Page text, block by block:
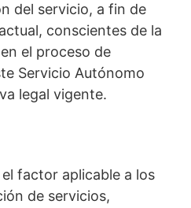
del servicio, a fin de
conscientes de la
el proceso de
Servicio Autónomo
legal vigente.
factor aplicable a los
de servicios,